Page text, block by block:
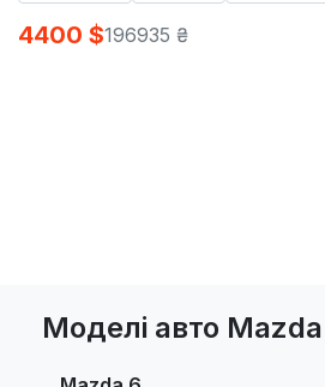
4400 $196935 ₴
Моделі авто Mazda